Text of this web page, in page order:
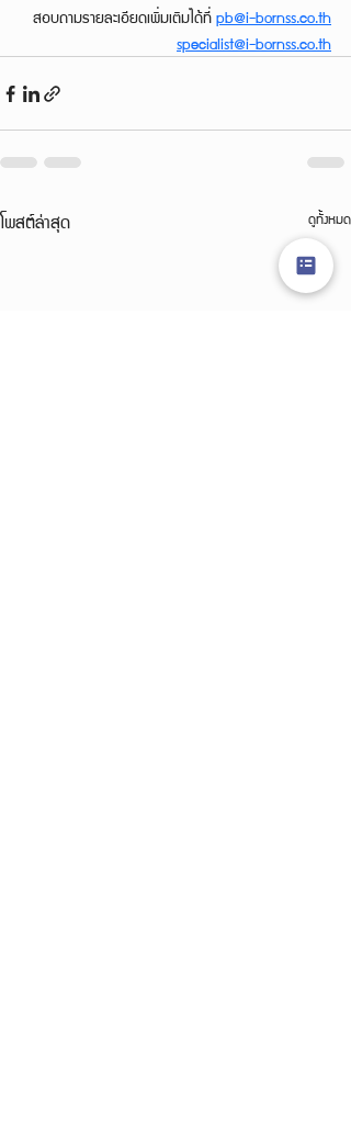
สอบถามรายละเอียดเพิ่มเติมได้ที่ pb@i-bornss.co.th
specialist@i-bornss.co.th
โพสต์ล่าสุด ดูทั้งหมด